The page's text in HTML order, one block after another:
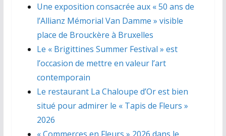
Une exposition consacrée aux « 50 ans de
l’Allianz Mémorial Van Damme » visible
place de Brouckère à Bruxelles
Le « Brigittines Summer Festival » est
l’occasion de mettre en valeur l’art
contemporain
Le restaurant La Chaloupe d’Or est bien
situé pour admirer le « Tapis de Fleurs »
2026